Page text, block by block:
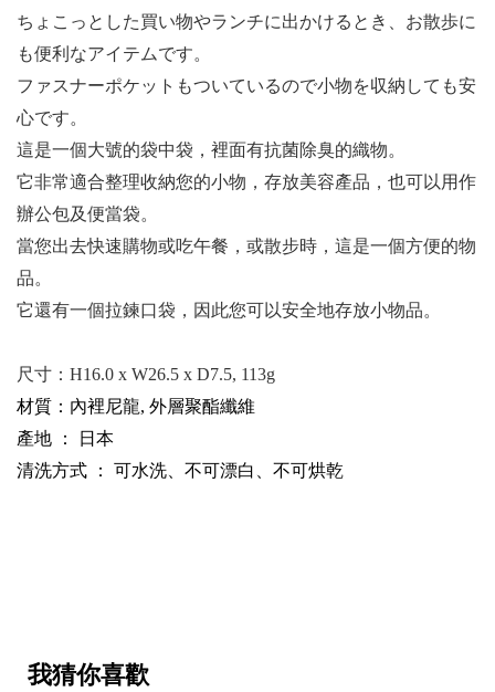
ちょこっとした買い物やランチに出かけるとき、お散歩に
も便利なアイテムです。
ファスナーポケットもついているので小物を収納しても安
心です。
這是一個大號的袋中袋，裡面有抗菌除臭的織物。
它非常適合整理收納您的小物，存放美容產品，也可以用作
辦公包及便當袋。
當您出去快速購物或吃午餐，或散步時，這是一個方便的物
品。
它還有一個拉鍊口袋，因此您可以安全地存放小物品。
尺寸： H16.0 x W26.5 x D7.5, 113g
材質：內裡尼龍, 外層聚酯纖維
產地 ： 日本
清洗方式 ： 可水洗、不可漂白、不可烘乾
我猜你喜歡